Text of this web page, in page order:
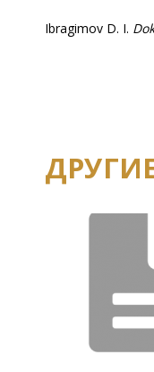
Ibragimov D. I.